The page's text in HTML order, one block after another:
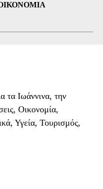
τα Ιωάννινα, την
Οικονομία,
Υγεία, Τουρισμός,